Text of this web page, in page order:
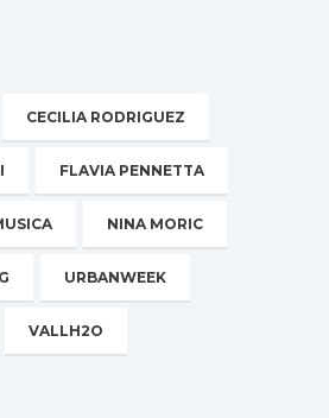
CECILIA RODRIGUEZ
FLAVIA PENNETTA
NINA MORIC
URBANWEEK
VALLH2O